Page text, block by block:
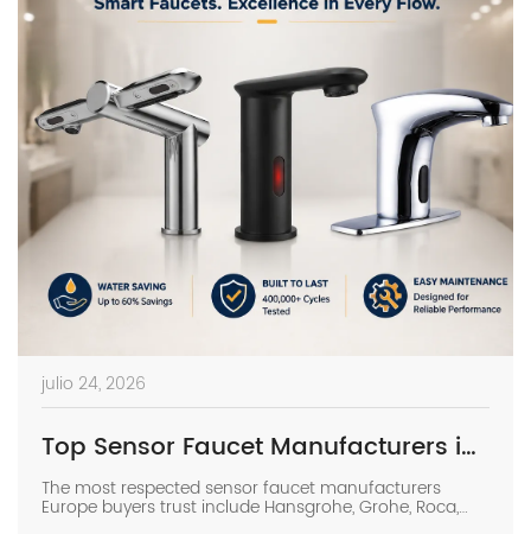
julio 24, 2026
Top Sensor Faucet Manufacturers in Europe | 2026 Buyer’s Guide
The most respected sensor faucet manufacturers
Europe buyers trust include Hansgrohe, Grohe, Roca,
Geberit, Oras, and Delabie, while high-spec Chinese